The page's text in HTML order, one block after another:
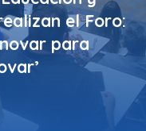
el Foro:
para